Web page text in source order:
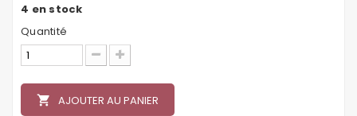
4 en stock
Quantité
local_grocery_store AJOUTER AU PANIER